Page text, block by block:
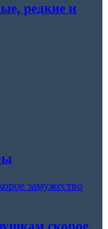
редкие и
замужество
скорое